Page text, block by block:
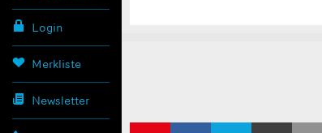
Login
Merkliste
Newsletter